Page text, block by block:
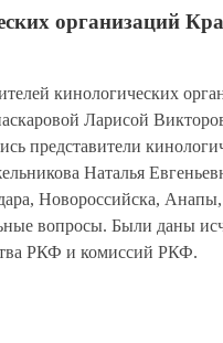
организаций
кинологических
Ларисой
представители
Наталья
Новороссийска,
вопросы. Были даны
РКФ и комиссий РКФ.